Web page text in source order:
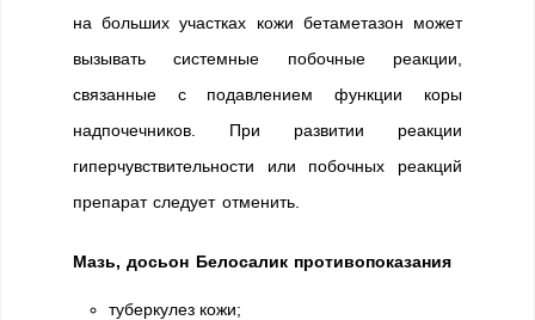
на больших участках кожи бетаметазон может
вызывать системные побочные реакции,
связанные с подавлением функции коры
надпочечников. При развитии реакции
гиперчувствительности или побочных реакций
препарат следует отменить.
Мазь, досьон Белосалик противопоказания
туберкулез кожи;